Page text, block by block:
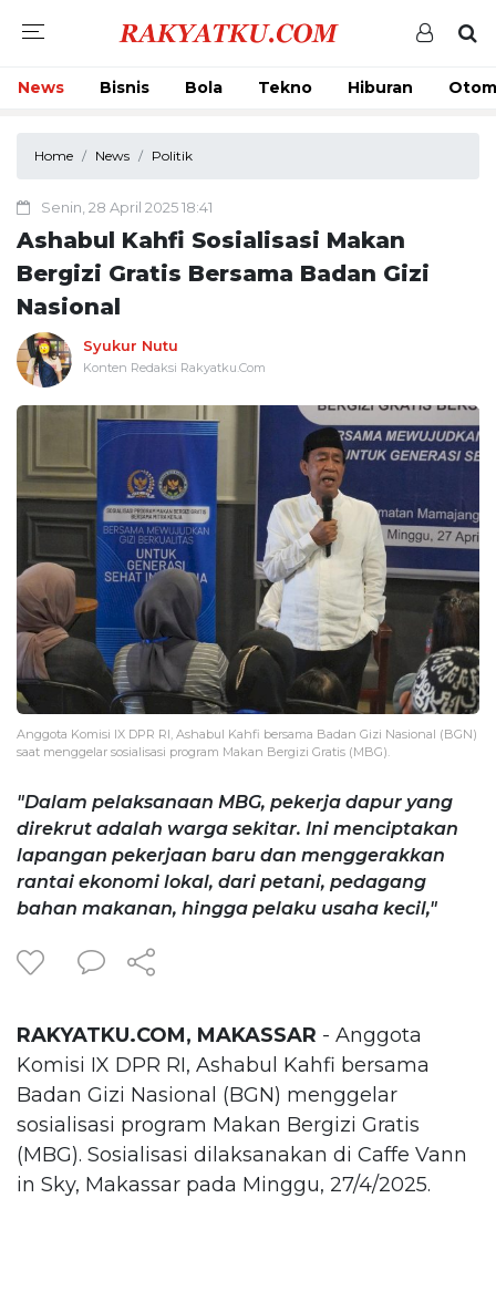
News Bisnis Bola Tekno Hiburan
Home News Politik
Senin, 28 April 2025 18:41
Ashabul Kahfi Sosialisasi Makan
Bergizi Gratis Bersama Badan Gizi
Nasional
Syukur Nutu
Konten Redaksi Rakyatku.Com
Anggota Komisi IX DPR RI, Ashabul Kahfi bersama Badan Gizi Nasional (BGN)
saat menggelar sosialisasi program Makan Bergizi Gratis (MBG).
"Dalam pelaksanaan MBG, pekerja dapur yang
direkrut adalah warga sekitar. Ini menciptakan
lapangan pekerjaan baru dan menggerakkan
rantai ekonomi lokal, dari petani, pedagang
bahan makanan, hingga pelaku usaha kecil,"
RAKYATKU.COM, MAKASSAR - Anggota
Komisi IX DPR RI, Ashabul Kahfi bersama
Badan Gizi Nasional (BGN) menggelar
sosialisasi program Makan Bergizi Gratis
(MBG). Sosialisasi dilaksanakan di Caffe Vann
in Sky, Makassar pada Minggu, 27/4/2025.